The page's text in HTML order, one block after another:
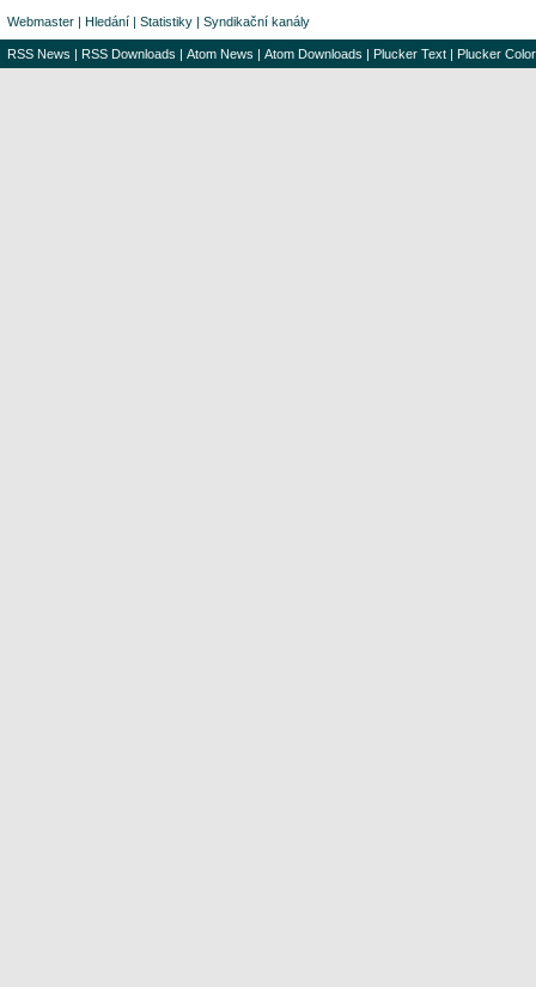
Webmaster | Hledání | Statistiky | Syndikační kanály
RSS News | RSS Downloads | Atom News | Atom Downloads | Plucker Text | Plucker Color